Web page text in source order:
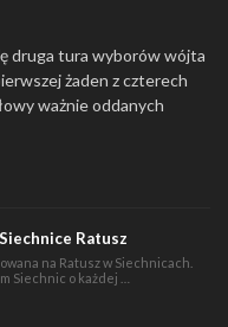
druga tura wyborów wójta
żaden z czterech
ważnie oddanych
Ratusz
na Ratusz w Siechnicach.
Siechnic o każdej …